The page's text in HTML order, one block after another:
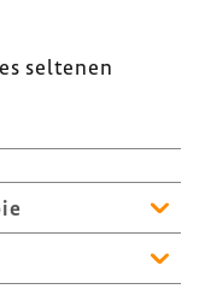
seltenen